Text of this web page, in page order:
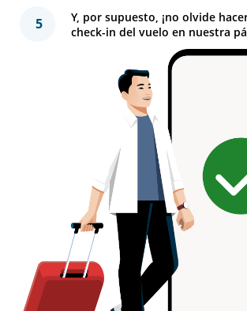
5
Y, por supuesto, ¡no olvide
check-in del vuelo en nuestra